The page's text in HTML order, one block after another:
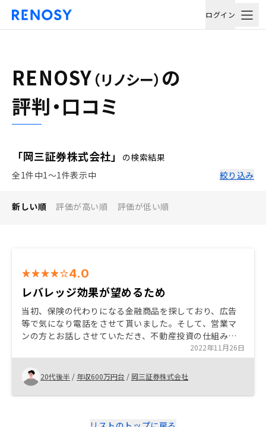
ログイン
RENOSY （リノシー） の
評判・口コミ
「岡三証券株式会社」
の検索結果
全1件中1〜1件表示中
絞り込み
新しい順 評価が高い順 評価が低い順
4.0
レバレッジ効果が望めるため
当初、保険の代わりになる金融商品を探しており、広告
等で気になり電話をさせて貰いました。そして、営業マ
ンの方とお話しさせていただき、不動産投資の仕組みを1
から教えてもらうことで自分の考えと合っていると感じ
たため
2022年11月26日
20代後半 / 年収600万円台 / 岡三証券株式会社